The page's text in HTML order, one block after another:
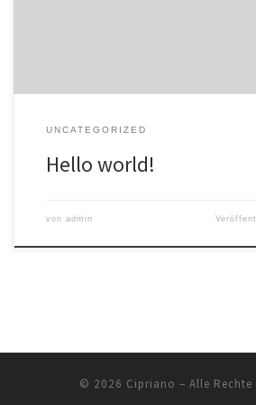
UNCATEGORIZED
Hello world!
von admin
© 2026 Cipriano – Alle